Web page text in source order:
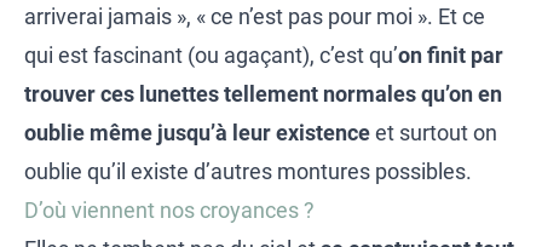
arriverai jamais », « ce n’est pas pour moi ». Et ce
qui est fascinant (ou agaçant), c’est qu’on finit par
trouver ces lunettes tellement normales qu’on en
oublie même jusqu’à leur existenceet surtout on
oublie qu’il existe d’autres montures possibles.
D’où viennent nos croyances ?